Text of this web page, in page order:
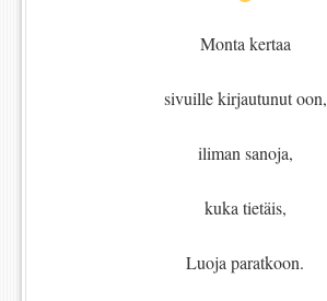
Monta kertaa
sivuille kirjautunut oon,
iliman sanoja,
kuka tietäis,
Luoja paratkoon.